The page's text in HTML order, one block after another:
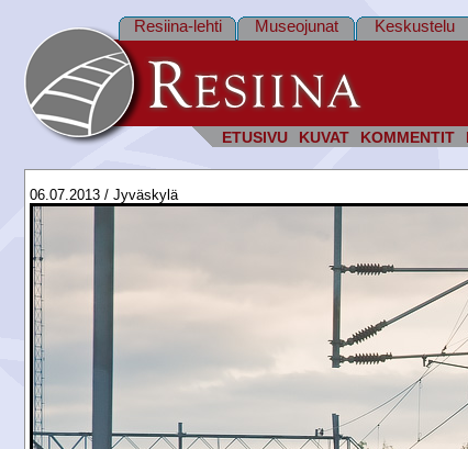
ETUSIVU KUVAT KOMMENTIT
Resiina-lehti Museojunat Keskustelu
06.07.2013 / Jyväskylä